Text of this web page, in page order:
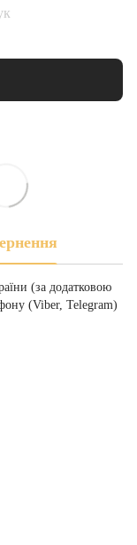
(за додатковою
(Viber, Telegram)